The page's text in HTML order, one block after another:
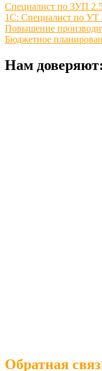
Специалист по ЗУП
1С: Специалист по УТ
Повышение
Бюджетное
Нам доверяют:
Обратная